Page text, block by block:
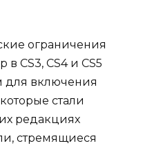
ограничения
CS3, CS4 и CS5
для включения
стали
редакциях
стремящиеся